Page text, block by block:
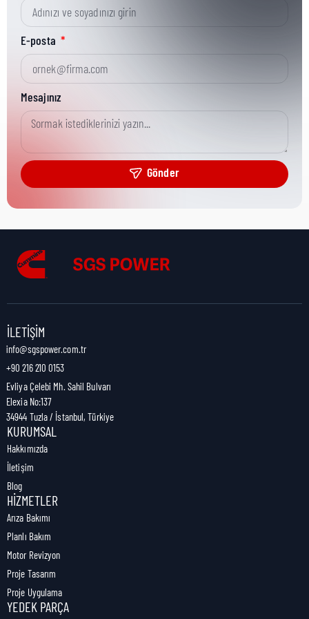
Kısa Parça No:
Ürün Grubu:
Ürün Kategorisi:
Nakliye Yüksekliği:
Nakliye Uzunluğu:
Nakliye Ağırlığı:
E-posta
Mesajınız
Gönder
İLETIŞIM
info@sgspower.com.tr
+90 216 210 0153
Evliya Çelebi Mh. Sahil Bulvarı
Elexia No:137
34944 Tuzla / İstanbul, Türkiye
KURUMSAL
Hakkımızda
İletişim
Blog
HIZMETLER
Arıza Bakımı
Planlı Bakım
Motor Revizyon
Proje Tasarım
Proje Uygulama
YEDEK PARÇA